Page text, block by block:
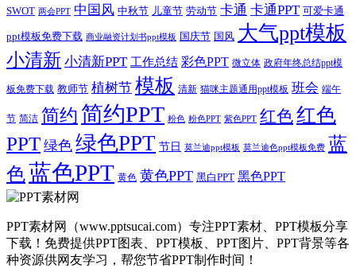
SWOT 两会PPT 中国风 中秋节 儿童节 劳动节 卡通 卡通PPT 可爱卡通
ppt模板免费下载 商业融资计划书ppt模板 国庆节 国风 大气ppt模板
小清新 小清新PPT 工作总结 彩色PPT 微立体 政府年终总结ppt模
板免费下载 教师节 植树节 模板 清新 猫咪主题通用ppt模板 班会 端午
节 简洁 简约 简约PPT 粉色 粉色PPT 紫色PPT 红色红色
PPT 绿色 绿色PPT 节日 莫兰迪ppt模板 莫兰迪色ppt模板免费 蓝
色蓝色PPT 黄色 黄色PPT 黑白PPT 黑色PPT
PPT素材网（www.pptsucai.com）专注PPT素材、PPT模板分享
下载！免费提供PPT图表、PPT模板、PPT图片、PPT背景等各
种资源供网友学习，帮您节省PPT制作时间！